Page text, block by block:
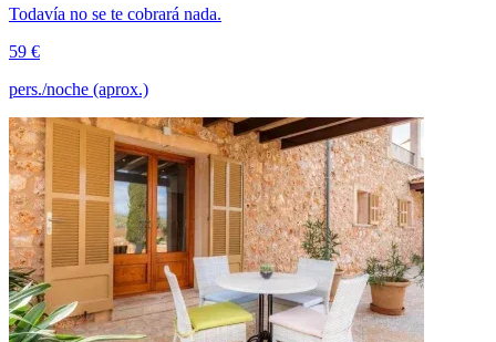
Todavía no se te cobrará nada.
59 €
pers./noche (aprox.)